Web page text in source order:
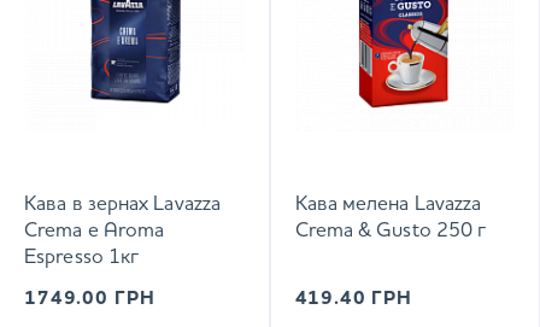
Кава в зернах Lavazza
Crema e Aroma
Espresso 1кг
1749.00 ГРН
Кава мелена Lavazza
Crema & Gusto 250 г
419.40 ГРН